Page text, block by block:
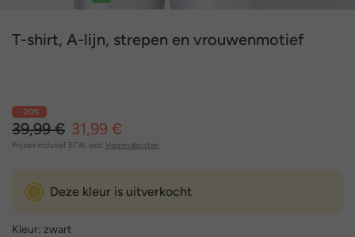
T-shirt, A-lijn, strepen en vrouwenmotief
- 20%
39,99 € 31,99 €
Prijzen inclusief BTW, excl. Verzendkosten
Deze kleur is uitverkocht
Kleur: zwart